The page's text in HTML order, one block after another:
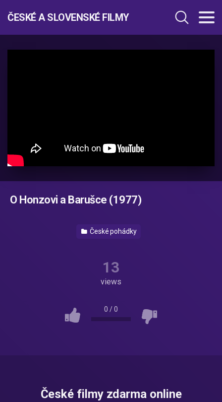
ČESKÉ A SLOVENSKÉ FILMY
O Honzovi a Barušce (1977)
České pohádky
13
views
0 /0
České filmy zdarma online